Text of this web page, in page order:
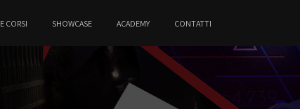
CORSI SHOWCASE ACADEMY CONTATTI